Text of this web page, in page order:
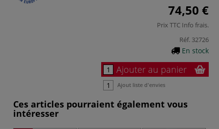
74,50 €
Prix TTC Info frais.
Réf. 32726
En stock
Ajouter au panier
Ajout liste d'envies
Ces articles pourraient également vous
intéresser